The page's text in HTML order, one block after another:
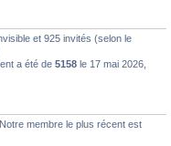
et 925 invités (selon le
a été de 5158 le 17 mai 2026,
membre le plus récent est